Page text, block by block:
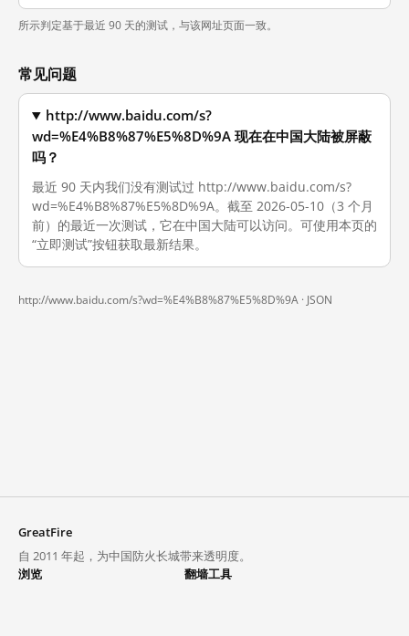
所示判定基于最近 90 天的测试，与该网址页面一致。
常见问题
http://www.baidu.com/s?
wd=%E4%B8%87%E5%8D%9A 现在在中国大陆被屏蔽
吗？
最近 90 天内我们没有测试过 http://www.baidu.com/s?
wd=%E4%B8%87%E5%8D%9A。截至 2026-05-10（3 个月
前）的最近一次测试，它在中国大陆可以访问。可使用本页的
“立即测试”按钮获取最新结果。
http://www.baidu.com/s?wd=%E4%B8%87%E5%8D%9A · JSON
GreatFire
自 2011 年起，为中国防火长城带来透明度。
浏览
翻墙工具